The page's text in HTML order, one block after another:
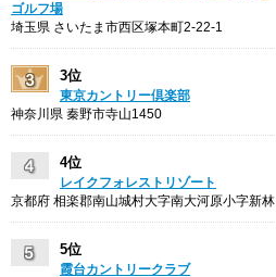
ゴルフ場
埼玉県 さいたま市西区塚本町2-22-1
3位
東京カントリー倶楽部
神奈川県 秦野市寺山1450
4位
レイクフォレストリゾート
京都府 相楽郡南山城村大字南大河原小字新林
5位
霞台カントリークラブ